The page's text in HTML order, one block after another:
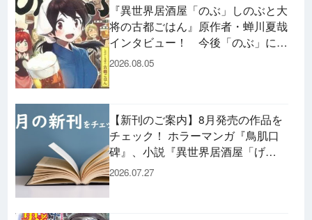
『異世界居酒屋「のぶ」しのぶと大
将の古都ごはん』原作者・蝉川夏哉
インタビュー！ 今後「のぶ」に登
場するメニューは……!?
2026.08.05
【新刊のご案内】8月発売の作品を
チェック！ ホラーマンガ『鳥肌口
碑』、小説『異世界居酒屋「げ
ん」』、文庫『カエル男 完結編』
などずらり！
2026.07.27